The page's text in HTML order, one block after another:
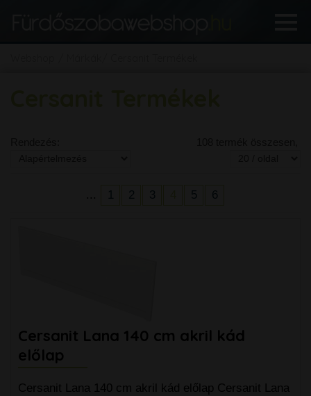
... 1 2 3 5 6
Cersanit Lana 140 cm akril kád
előlap
Cersanit Lana 140 cm akril kád előlap Cersanit Lana